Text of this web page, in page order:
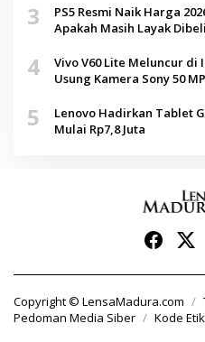
3
PS5 Resmi Naik Harga
Apakah Masih Layak
4
Vivo V60 Lite Meluncur di
Usung Kamera Sony 50 MP
5
Lenovo Hadirkan Tablet
Mulai Rp7,8 Juta
Copyright © LensaMadura.com
Pedoman Media Siber
Kode Etik